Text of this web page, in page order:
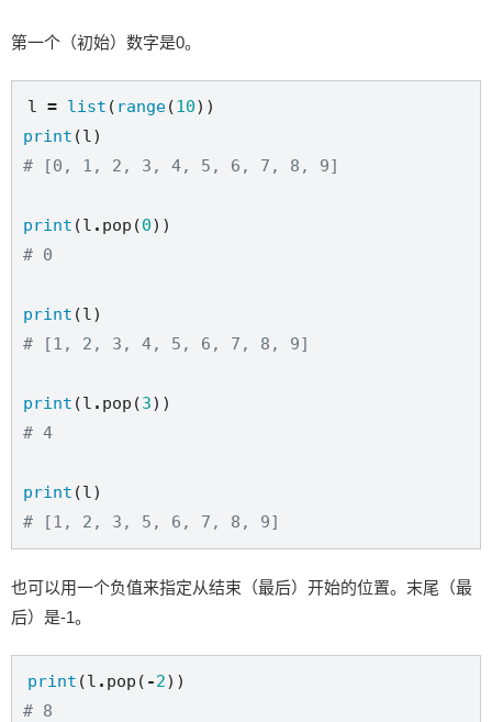
第一个（初始）数字是0。
l = list ( range(10
print
# [0, 1, 2, 3, 4, 5, 6, 7, 8, 9]
print (l . pop(0
# 0
print
# [1, 2, 3, 4, 5, 6, 7, 8, 9]
print (l . pop(3
# 4
print
# [1, 2, 3, 5, 6, 7, 8, 9]
也可以用一个负值来指定从结束（最后）开始的位置。末尾（最
后）是-1。
print (l . pop( -2
# 8